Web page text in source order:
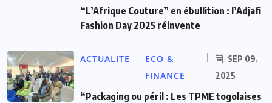
“L’Afrique Couture” en ébullition : l’Adjafi
Fashion Day 2025 réinvente
ACTUALITE
ECO &
FINANCE
SEP 09,
2025
“Packaging ou péril : Les TPME togolaises